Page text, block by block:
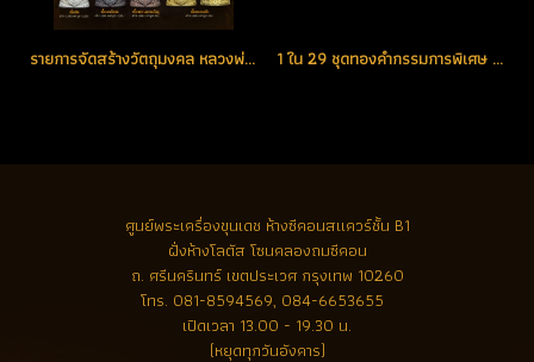
รายการจัดสร้างวัตถุมงคล หลวงพ่อโสธร รุ่น ๙ ทศวรรษ 1 ใน 29 ชุดทองคำกรรมการพิเศษ ตอกโค้ด "ศ" (เศรษฐี) หมายเลข 14 สร้างน้อย ตอกโค้ดหายากที่สุดในรุ่น (โทรถาม)
ศูนย์พระเครื่องขุนเดช ห้างซีคอนสแควร์ชั้น B1
ฝั่งห้างโลตัส โซนคลองถมซีคอน
ถ. ศรีนครินทร์ เขตประเวศ กรุงเทพ 10260
โทร. 081-8594569, 084-6653655
เปิดเวลา 13.00 - 19.30 น.
(หยุดทุกวันอังคาร)